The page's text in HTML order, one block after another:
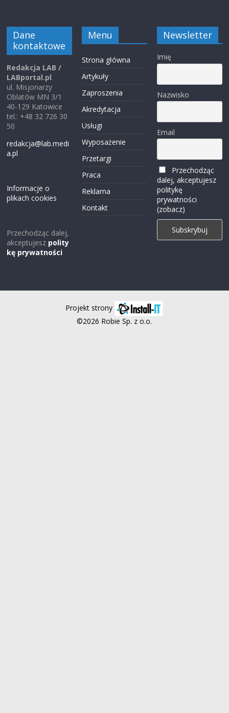
Dane
kontaktowe
Redakcja LAB /
LABportal.pl
ul. Misjonarzy
Oblatów MN 3/1
40-129 Katowice
tel.: +48 32 726 30
50
redakcja@lab.medi
a.pl
Informacje o
plikach cookies
Przechodząc dalej,
akceptujesz polity
kę prywatności
Menu
Strona główna
Artykuły
Zaproszenia
Akredytacja
Usługi
Wyposażenie
Przetargi
Praca
Reklama
Kontakt
Newsletter
Imię
Nazwisko
Email
Przechodząc
dalej, akceptujesz
politykę
prywatności
(zobacz)
Projekt strony
©2026 Robie Sp. z o.o.